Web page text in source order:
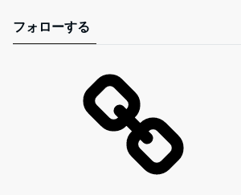
フォローする